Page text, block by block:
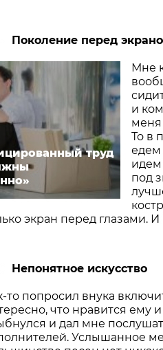
Поколение перед
труд
Мне
и
меня
То в
едем
идем
под
экран перед глазами.
Непонятное искусство
то попросил внука
что нравится
и дал мне
Услышанное